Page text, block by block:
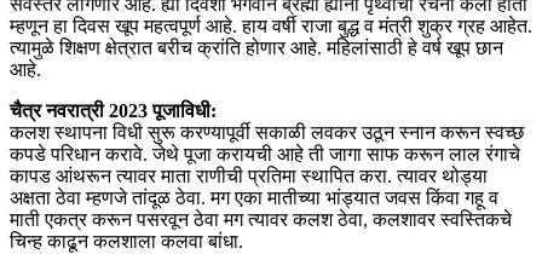
संवस्तर लागणार आहे. ह्या दिवशी भगवान ब्रह्मा ह्यांनी पृथ्वीची रचना केली होती
म्हणून हा दिवस खूप महत्वपूर्ण आहे. हाय वर्षी राजा बुद्ध व मंत्री शुक्र ग्रह आहेत.
त्यामुळे शिक्षण क्षेत्रात बरीच क्रांति होणार आहे. महिलांसाठी हे वर्ष खूप छान
आहे.
चैत्र नवरात्री 2023 पूजाविधी:
कलश स्थापना विधी सुरू करण्यापूर्वी सकाळी लवकर उठून स्नान करून स्वच्छ
कपडे परिधान करावे. जेथे पूजा करायची आहे ती जागा साफ करून लाल रंगाचे
कापड आंथरून त्यावर माता राणीची प्रतिमा स्थापित करा. त्यावर थोड्या
अक्षता ठेवा म्हणजे तांदूळ ठेवा. मग एका मातीच्या भांड्यात जवस किंवा गहू व
माती एकत्र करून पसरवून ठेवा मग त्यावर कलश ठेवा, कलशावर स्वस्तिकचे
चिन्ह काढून कलशाला कलवा बांधा.